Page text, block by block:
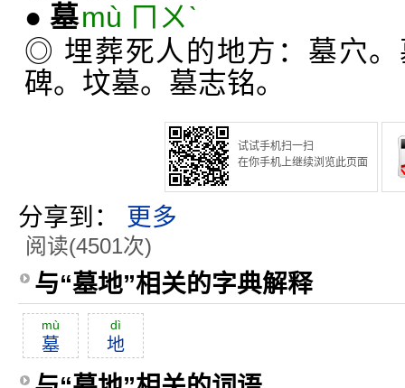
● 墓mù ㄇㄨˋ
◎ 埋葬死人的地方：墓穴
碑。坟墓。墓志铭。
试试手机扫一扫
在你手机上继续浏览此页面
分享到： 更多
阅读(4501次)
与“墓地”相关的字典解释
mù
墓
dì
地